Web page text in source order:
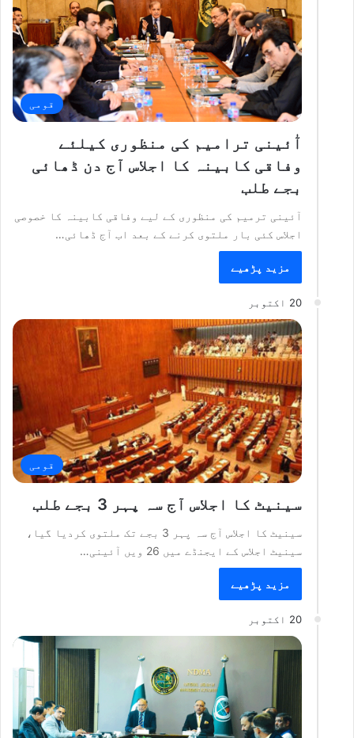
قومی
آٰئینی ترامیم کی منظوری کیلئے
وفاقی کابینہ کا اجلاس آج دن ڈھائی
بجے طلب
آئینی ترمیم کی منظوری کے لیے وفاقی کابینہ کا خصوصی
اجلاس کئی بار ملتوی کرنے کے بعد اب آج ڈھائی…
مزید پڑھیے
20 اکتوبر
قومی
سینیٹ کا اجلاس آج سہ پہر 3 بجے طلب
سینیٹ کا اجلاس آج سہ پہر 3 بجے تک ملتوی کردیا گیا،
سینیٹ اجلاس کے ایجنڈے میں 26 ویں آئینی…
مزید پڑھیے
20 اکتوبر